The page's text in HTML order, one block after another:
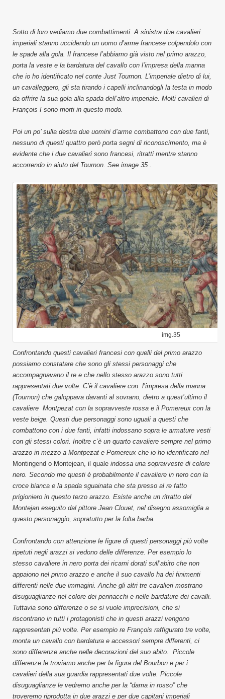
Sotto di loro vediamo due combattimenti. A sinistra due cavalieri
imperiali stanno uccidendo un uomo d’arme francese colpendolo con
le spade alla gola. Il francese l’abbiamo già visto nel primo arazzo,
porta la veste e la bardatura del cavallo con l’impresa della manna
che io ho identificato nel conte Just Tournon. L’imperiale dietro di lui,
un cavalleggero, gli sta tirando i capelli inclinandogli la testa in modo
da offrire la sua gola alla spada dell’altro imperiale. Molti cavalieri di
François I sono morti in questo modo.
Poi un po’ sulla destra due uomini d’arme combattono con due fanti,
nessuno di questi quattro però porta segni di riconoscimento, ma è
evidente che i due cavalieri sono francesi, ritratti mentre stanno
accorrendo in aiuto del Tournon. See image 35 .
img.35
Confrontando questi cavalieri francesi con quelli del primo arazzo
possiamo constatare che sono gli stessi personaggi che
accompagnavano il re e che nello stesso arazzo sono tutti
rappresentati due volte. C’è il cavaliere con l’impresa della manna
(Tournon) che galoppava davanti al sovrano, dietro a quest’ultimo il
cavaliere Montpezat con la sopravveste rossa e il Pomereux con la
veste beige. Questi due personaggi sono uguali a questi che
combattono con i due fanti, infatti indossano sopra le armature vesti
con gli stessi colori. Inoltre c’è un quarto cavaliere sempre nel primo
arazzo in mezzo a Montpezat e Pomereux che io ho identificato nel
Montingend o Montejean, il quale indossa una sopravveste di colore
nero. Secondo me questi è probabilmente il cavaliere in nero con la
croce bianca e la spada sguainata che sta presso al re fatto
prigioniero in questo terzo arazzo. Esiste anche un ritratto del
Montejan eseguito dal pittore Jean Clouet, nel disegno assomiglia a
questo personaggio, sopratutto per la folta barba.
Confrontando con attenzione le figure di questi personaggi più volte
ripetuti negli arazzi si vedono delle differenze. Per esempio lo
stesso cavaliere in nero porta dei ricami dorati sull’abito che non
appaiono nel primo arazzo e anche il suo cavallo ha dei finimenti
differenti nelle due immagini. Anche gli altri tre cavalieri mostrano
disuguaglianze nel colore dei pennacchi e nelle bardature dei cavalli.
Tuttavia sono differenze o se si vuole imprecisioni, che si
riscontrano in tutti i protagonisti che in questi arazzi vengono
rappresentati più volte. Per esempio re François raffigurato tre volte,
monta un cavallo con bardatura e accessori sempre differenti, ci
sono differenze anche nelle decorazioni del suo abito. Piccole
differenze le troviamo anche per la figura del Bourbon e per i
cavalieri della sua guardia rappresentati due volte. Piccole
disuguaglianze le vedremo anche per la “dama in rosso” che
troveremo riprodotta in due arazzi e per due capitani imperiali